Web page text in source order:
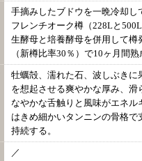
手摘みしたブドウを一晩冷却
フレンチオーク樽（228Lと
生酵母と培養酵母を併用して
（新樽比率30％）で10ヶ月間熟
牡蠣殻、濡れた石、波しぶき
を想起させる爽やかな厚み、
なやかな舌触りと風味がエネ
はきめ細かいタンニンの骨格
持続する。
／